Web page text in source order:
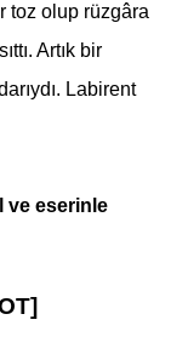
toz olup rüzgâra
Artık bir
Labirent
ve eserinle